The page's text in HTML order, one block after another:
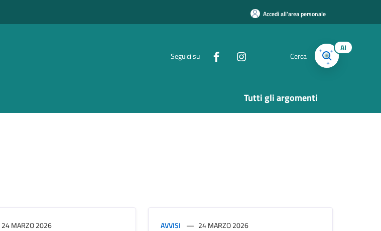
Accedi all'area personale
Seguici su Cerca
AI
Tutti gli argomenti
24 MARZO 2026 AVVISI 24 MARZO 2026